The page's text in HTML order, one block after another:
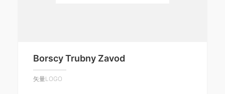
Borscy Trubny Zavod
矢量LOGO